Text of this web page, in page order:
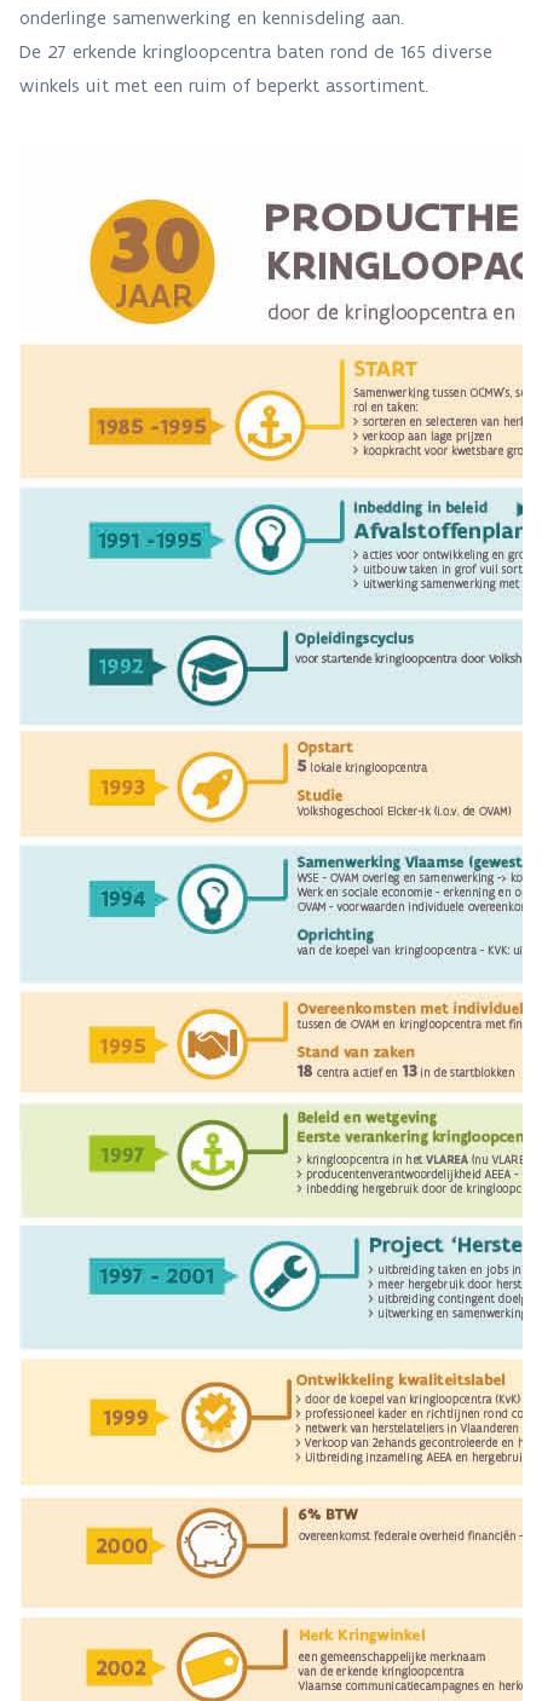
onderlinge samenwerking en kennisdeling aan.
De 27 erkende kringloopcentra baten rond de 165 diverse
winkels uit met een ruim of beperkt assortiment.